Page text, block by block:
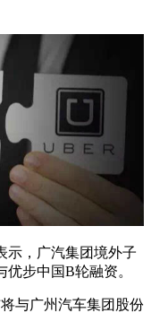
示，广汽集团境外子
步中国B轮融资。
与广州汽车集团股份